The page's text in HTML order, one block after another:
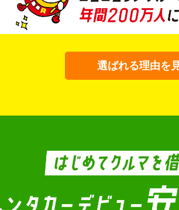
選ばれる理由を